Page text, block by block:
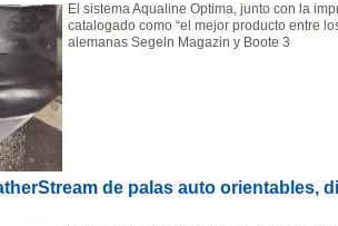
El sistema Aqualine Optima, junto con la
catalogado como “el mejor producto entre
alemanas Segeln Magazin y Boote 3
de palas auto orientables,